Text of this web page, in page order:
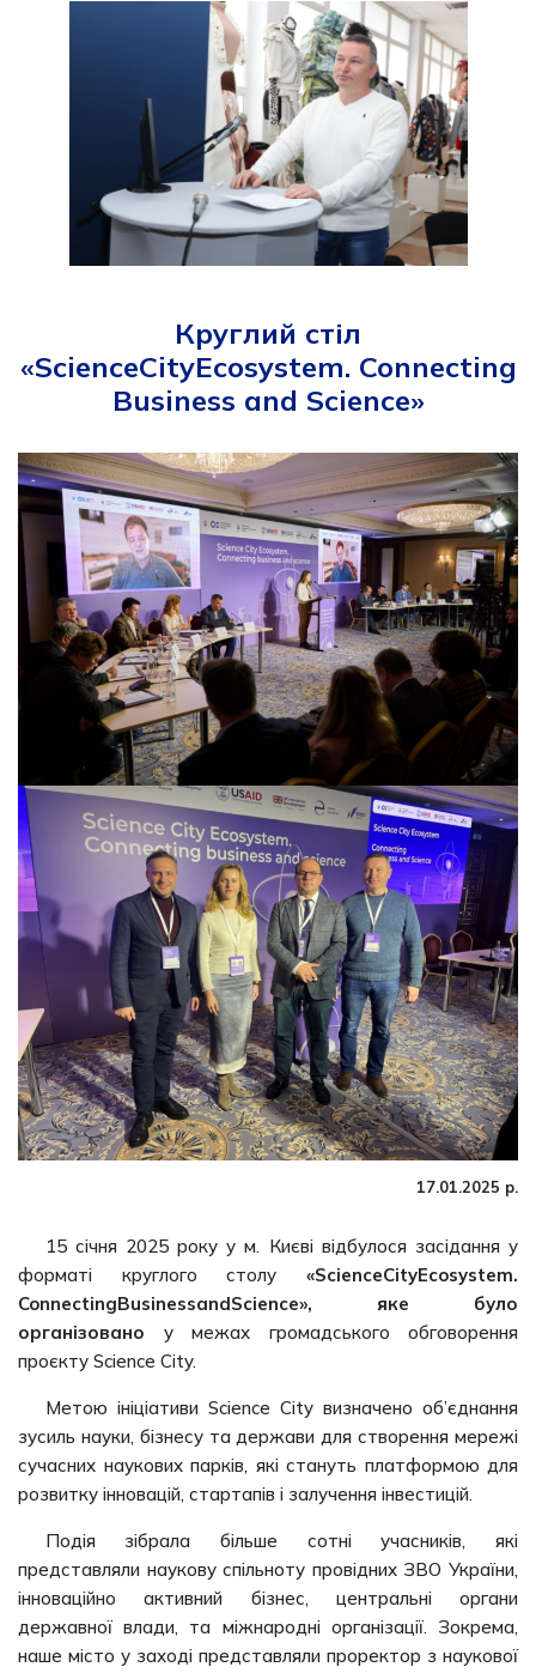
Круглий стіл
«ScienceCityEcosystem. Connecting
Business and Science»
17.01.2025 р.
15 січня 2025 року у м. Києві відбулося засідання у
форматі круглого столу «ScienceCityEcosystem.
ConnectingBusinessandScience», яке було
організовано у межах громадського обговорення
проєкту Science City.
Метою ініціативи Science City визначено об’єднання
зусиль науки, бізнесу та держави для створення мережі
сучасних наукових парків, які стануть платформою для
розвитку інновацій, стартапів і залучення інвестицій.
Подія зібрала більше сотні учасників, які
представляли наукову спільноту провідних ЗВО України,
інноваційно активний бізнес, центральні органи
державної влади, та міжнародні організації. Зокрема,
наше місто у заході представляли проректор з наукової